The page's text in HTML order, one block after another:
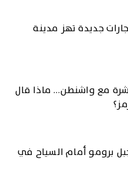
4 انفجارات جديدة تهز مدينة
مع واشنطن… ماذا قال
برومو أمام السياح في